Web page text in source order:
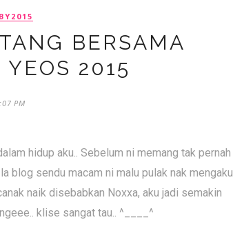
BERSAMA
YEOS 2015
PM
hidup aku.. Sebelum ni memang tak pernah
blog sendu macam ni malu pulak nak mengaku
naik disebabkan Noxxa, aku jadi semakin
klise sangat tau.. ^____^